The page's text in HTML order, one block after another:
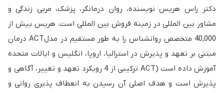
دکتر راس هریس نویسنده، روان درمانگر، پزشک، مربی زندگی و
مشاور بین المللی در زمینه فروش بین المللی است. هریس بیش از
40,000 متخصص روانشناس را به طور مستقیم در مدلACT درمان
مبتنی بر تعهد و پذیرش در استرالیا، اروپا، انگلیس و ایالات متحده
آموزش داده است (ACT ترکیبی از 4 رویکرد تعهد و تغییر، آگاهی و
پذیرش است و هدف اصلی آن رسیدن به انعطاف پذیری روانی و